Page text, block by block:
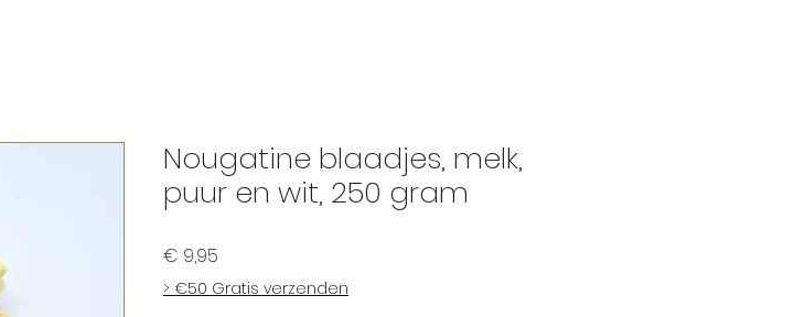
Nougatine blaadjes, melk,
puur en wit, 250 gram
€ 9,95
> €50 Gratis verzenden